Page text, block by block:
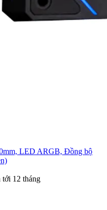
LED ARGB, Đồng bộ
tới 12 tháng